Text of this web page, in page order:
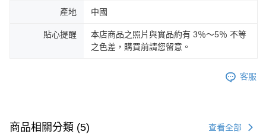
產地 中國
貼心提醒
本店商品之照片與實品約有 3％～5％ 不等
之色差，購買前請您留意。
客服
商品相關分類 (5) 查看全部